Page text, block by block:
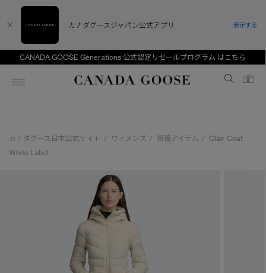
CANADA GOOSE Generations 公式認定リセールプログラム はこちら
Canada Goose
0
ディスカバー
アンバサダー
スプリングコレクション
新着アイテム
ベストセラー
FW26コレクション
サマー 26 コレクション
新着アイテム
ベストセラー
FW26コレクション
サマー 26 コレクション
ベビー（0‐24ヵ月)
キッズ（2‐7歳)
ユース（6＋歳)
コレクション
CANADA GOOSE Generationsは、アウター
ウェアの下取り・再販を通じて、長く愛される製
品の価値を受け継いでいきます。
アーカイブの希少なピースもご覧いただけます。
カナダグース日本公式サイト / ウィメンズ / 新着アイテム /
Clair Coat
White Label
カナダグースジャパン公式アプリ 表示する